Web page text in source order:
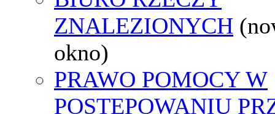
ZNALEZIONYCH
okno)
PRAWO POMOCY W
POSTĘPOWANIU